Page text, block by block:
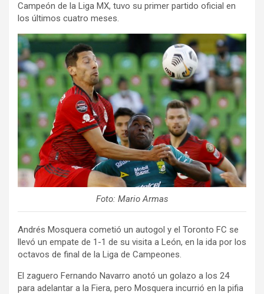
Campeón de la Liga MX, tuvo su primer partido oficial en
los últimos cuatro meses.
Foto: Mario Armas
Andrés Mosquera cometió un autogol y el Toronto FC se
llevó un empate de 1-1 de su visita a León, en la ida por los
octavos de final de la Liga de Campeones.
El zaguero Fernando Navarro anotó un golazo a los 24
para adelantar a la Fiera, pero Mosquera incurrió en la pifia